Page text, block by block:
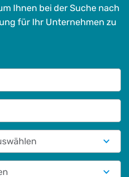
Ihnen bei der Suche nach
für Ihr Unternehmen zu